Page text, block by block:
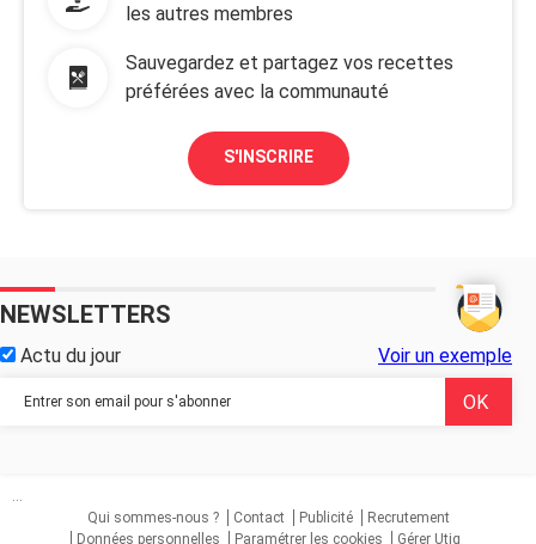
les autres membres
Sauvegardez et partagez vos recettes
préférées avec la communauté
S'INSCRIRE
NEWSLETTERS
Actu du jour Voir un exemple
...
Qui sommes-nous ?
Contact Publicité
Recrutement
Données personnelles
Paramétrer les cookies Gérer Utiq